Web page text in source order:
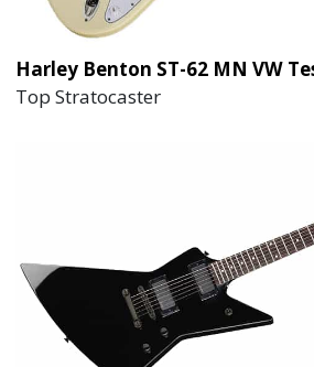
Harley Benton ST-62 MN VW
Top Stratocaster